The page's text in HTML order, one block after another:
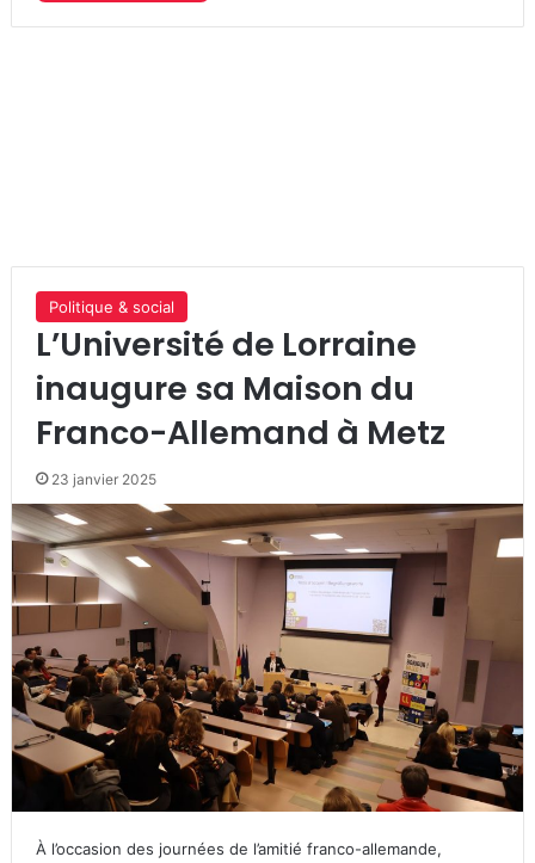
Politique & social
L’Université de Lorraine
inaugure sa Maison du
Franco-Allemand à Metz
23 janvier 2025
À l’occasion des journées de l’amitié franco-allemande,